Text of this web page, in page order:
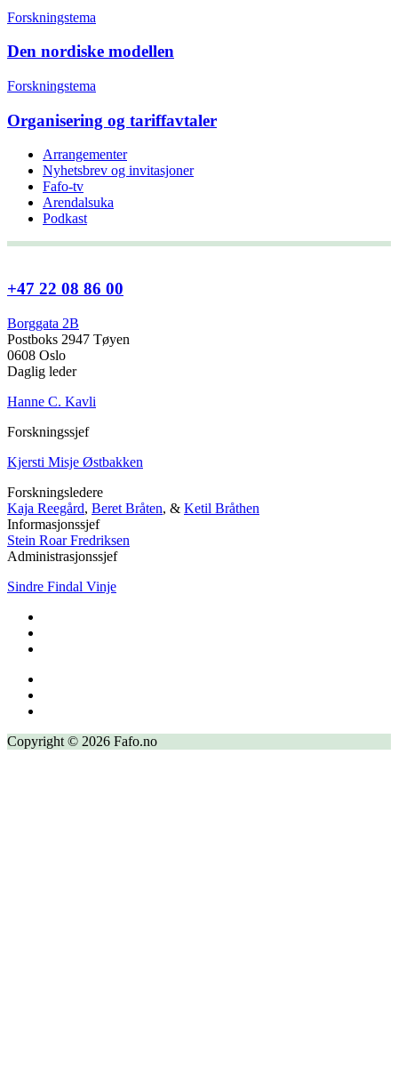
Forskningstema
Den nordiske modellen
Forskningstema
Organisering og tariffavtaler
Arrangementer
Nyhetsbrev og invitasjoner
Fafo-tv
Arendalsuka
Podkast
+47 22 08 86 00
Borggata 2B
Postboks 2947 Tøyen
0608 Oslo
Daglig leder
Hanne C. Kavli
Forskningssjef
Kjersti Misje Østbakken
Forskningsledere
Kaja Reegård, Beret Bråten, & Ketil Bråthen
Informasjonssjef
Stein Roar Fredriksen
Administrasjonssjef
Sindre Findal Vinje
Copyright © 2026 Fafo.no